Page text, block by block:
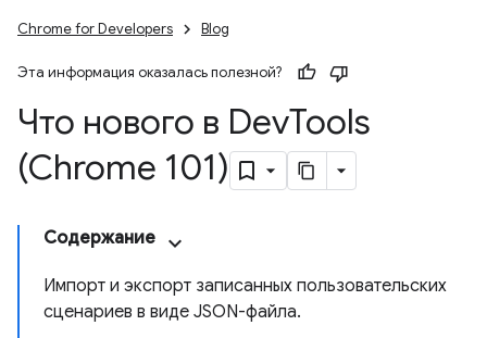
Chrome for Developers Blog
Эта информация оказалась полезной?
Что нового в DevTools
(Chrome 101)
Содержание
Импорт и экспорт записанных пользовательских
сценариев в виде JSON-файла.